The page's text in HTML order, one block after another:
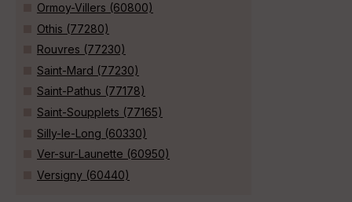
Ormoy-Villers (60800)
Othis (77280)
Rouvres (77230)
Saint-Mard (77230)
Saint-Pathus (77178)
Saint-Soupplets (77165)
Silly-le-Long (60330)
Ver-sur-Launette (60950)
Versigny (60440)